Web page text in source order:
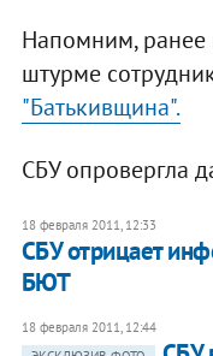
Напомним, ранее
штурме
"Батькивщина".
СБУ опровергла
18 февраля 2011, 12:33
СБУ отрицает
БЮТ
18 февраля 2011, 12:44